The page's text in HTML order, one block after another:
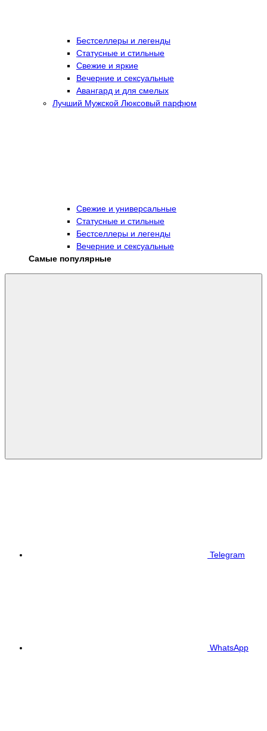
Бестселлеры и легенды
Статусные и стильные
Свежие и яркие
Вечерние и сексуальные
Авангард и для смелых
Лучший Мужской Люксовый парфюм
Свежие и универсальные
Статусные и стильные
Бестселлеры и легенды
Вечерние и сексуальные
Самые популярные
Telegram
WhatsApp